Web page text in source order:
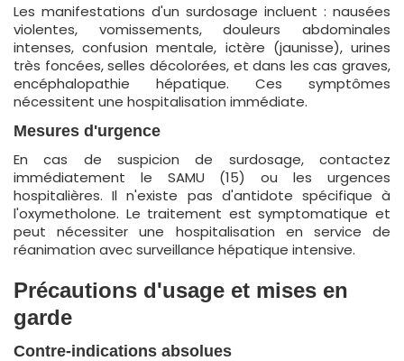
Les manifestations d'un surdosage incluent : nausées
violentes, vomissements, douleurs abdominales
intenses, confusion mentale, ictère (jaunisse), urines
très foncées, selles décolorées, et dans les cas graves,
encéphalopathie hépatique. Ces symptômes
nécessitent une hospitalisation immédiate.
Mesures d'urgence
En cas de suspicion de surdosage, contactez
immédiatement le SAMU (15) ou les urgences
hospitalières. Il n'existe pas d'antidote spécifique à
l'oxymetholone. Le traitement est symptomatique et
peut nécessiter une hospitalisation en service de
réanimation avec surveillance hépatique intensive.
Précautions d'usage et mises en
garde
Contre-indications absolues